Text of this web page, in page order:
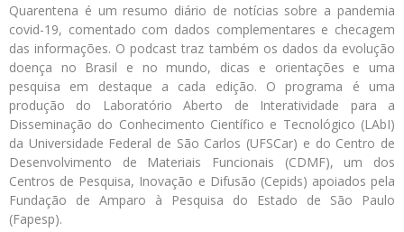
Quarentena é um resumo diário de notícias sobre a pandemia
covid-19, comentado com dados complementares e checagem
das informações. O podcast traz também os dados da evolução
doença no Brasil e no mundo, dicas e orientações e uma
pesquisa em destaque a cada edição. O programa é uma
produção do Laboratório Aberto de Interatividade para a
Disseminação do Conhecimento Científico e Tecnológico (LAbI)
da Universidade Federal de São Carlos (UFSCar) e do Centro de
Desenvolvimento de Materiais Funcionais (CDMF), um dos
Centros de Pesquisa, Inovação e Difusão (Cepids) apoiados pela
Fundação de Amparo à Pesquisa do Estado de São Paulo
(Fapesp).